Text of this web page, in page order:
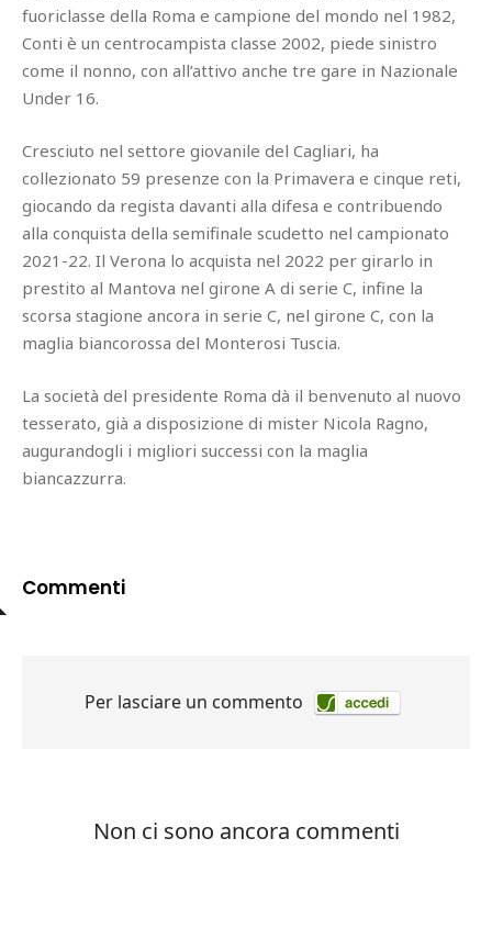
fuoriclasse della Roma e campione del mondo nel 1982,
Conti è un centrocampista classe 2002, piede sinistro
come il nonno, con all’attivo anche tre gare in Nazionale
Under 16.
Cresciuto nel settore giovanile del Cagliari, ha
collezionato 59 presenze con la Primavera e cinque reti,
giocando da regista davanti alla difesa e contribuendo
alla conquista della semifinale scudetto nel campionato
2021-22. Il Verona lo acquista nel 2022 per girarlo in
prestito al Mantova nel girone A di serie C, infine la
scorsa stagione ancora in serie C, nel girone C, con la
maglia biancorossa del Monterosi Tuscia.
La società del presidente Roma dà il benvenuto al nuovo
tesserato, già a disposizione di mister Nicola Ragno,
augurandogli i migliori successi con la maglia
biancazzurra.
Commenti